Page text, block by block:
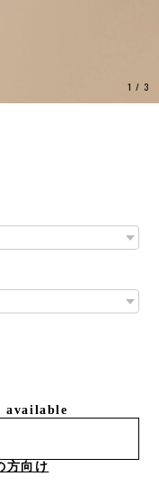
1 / 3
available
方向け